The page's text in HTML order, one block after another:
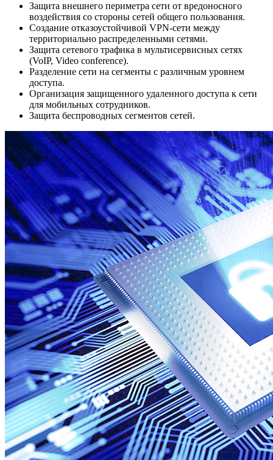
Защита внешнего периметра сети от вредоносного
воздействия со стороны сетей общего пользования.
Создание отказоустойчивой VPN-сети между
территориально распределенными сетями.
Защита сетевого трафика в мультисервисных сетях
(VoIP, Video conference).
Разделение сети на сегменты с различным уровнем
доступа.
Организация защищенного удаленного доступа к сети
для мобильных сотрудников.
Защита беспроводных сегментов сетей.